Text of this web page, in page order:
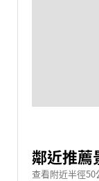
鄰近推薦
查看附近半徑50